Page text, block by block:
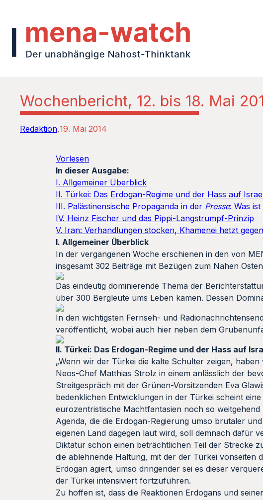
Wochenbericht, 12. bis 18. Mai
Redaktion 19. Mai 2014
Vorlesen
In dieser Ausgabe:
I. Allgemeiner Überblick
II. Türkei: Das Erdogan-Regime und der Hass auf
III. Palästinensische Propaganda in der Presse: Was
IV. Heinz Fischer und das Pippi-Langstrumpf-Prinzip
V. Iran: Verhandlungen stocken, Khamenei hetzt
I. Allgemeiner Überblick
In der vergangenen Woche erschienen in den von
insgesamt 302 Beiträge mit Bezügen zum Nahen
Das eindeutig dominierende Thema der
über 300 Bergleute ums Leben kamen. Dessen
In den wichtigsten Fernseh- und
veröffentlicht, wobei auch hier neben dem
II. Türkei: Das Erdogan-Regime und der Hass auf
„Wenn wir der Türkei die kalte Schulter zeigen,
Neos-Chef Matthias Strolz in einem anlässlich der
Streitgespräch mit der Grünen-Vorsitzenden Eva
bedenklichen Entwicklungen in der Türkei scheint
eurozentristische Machtfantasien noch so
Agenda, die die Erdogan-Regierung umso brutaler
eigenen Land dagegen laut wird, soll demnach dafür
Diktatur schon einen beträchtlichen Teil der Strecke
die ablehnende Haltung, mit der der Türkei
Erdogan agiert, umso dringender sei es dieser
der Türkei intensiviert fortzuführen.
Zu hoffen ist, dass die Reaktionen Erdogans und